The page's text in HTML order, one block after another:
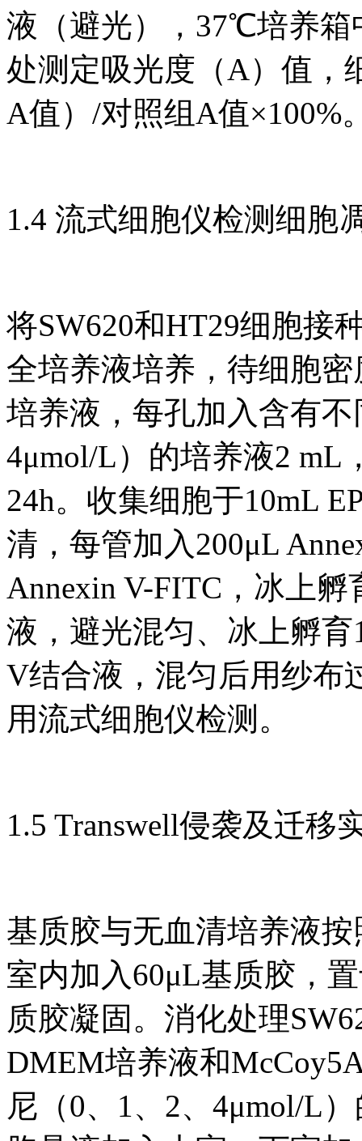
液（避光），37℃培养箱
处测定吸光度（A）值，
A值）/对照组A值×100%
1.4 流式细胞仪检测细胞
将SW620和HT29细胞接
全培养液培养，待细胞
培养液，每孔加入含有
4μmol/L）的培养液2 mL
24h。收集细胞于10mL
清，每管加入200μL
Annexin V-FITC，冰上
液，避光混匀、冰上孵育
V结合液，混匀后用纱布
用流式细胞仪检测。
1.5 Transwell侵袭及迁移
基质胶与无血清培养液
室内加入60μL基质胶，
质胶凝固。消化处理
DMEM培养液和
尼（0、1、2、4μmol/L